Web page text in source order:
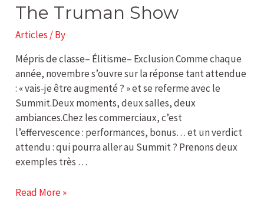
The Truman Show
Articles / By
Mépris de classe– Élitisme– Exclusion Comme chaque
année, novembre s’ouvre sur la réponse tant attendue
: « vais-je être augmenté ? » et se referme avec le
Summit.Deux moments, deux salles, deux
ambiances.Chez les commerciaux, c’est
l’effervescence : performances, bonus… et un verdict
attendu : qui pourra aller au Summit ? Prenons deux
exemples très …
The
Truman
Show
Read More »